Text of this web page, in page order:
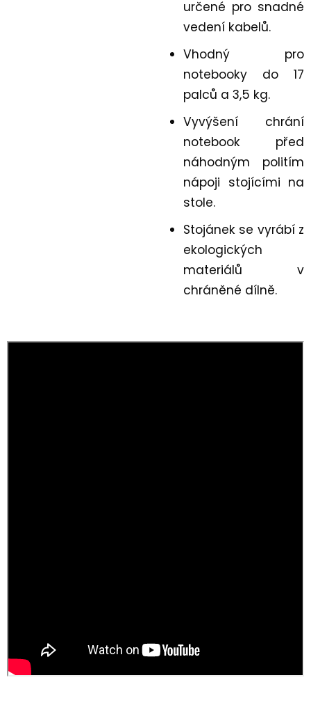
určené pro snadné
vedení kabelů.
Vhodný pro
notebooky do 17
palců a 3,5 kg.
Vyvýšení chrání
notebook před
náhodným politím
nápoji stojícími na
stole.
Stojánek se vyrábí z
ekologických
materiálů v
chráněné dílně.